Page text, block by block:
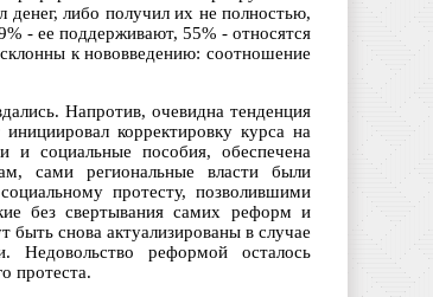
либо получил их не полностью,
- ее поддерживают, 55% - относятся
к нововведению: соотношение
Напротив, очевидна тенденция
корректировку курса на
социальные пособия, обеспечена
сами региональные власти были
протесту, позволившими
без свертывания самих реформ и
быть снова актуализированы в случае
Недовольство реформой осталось
протеста.